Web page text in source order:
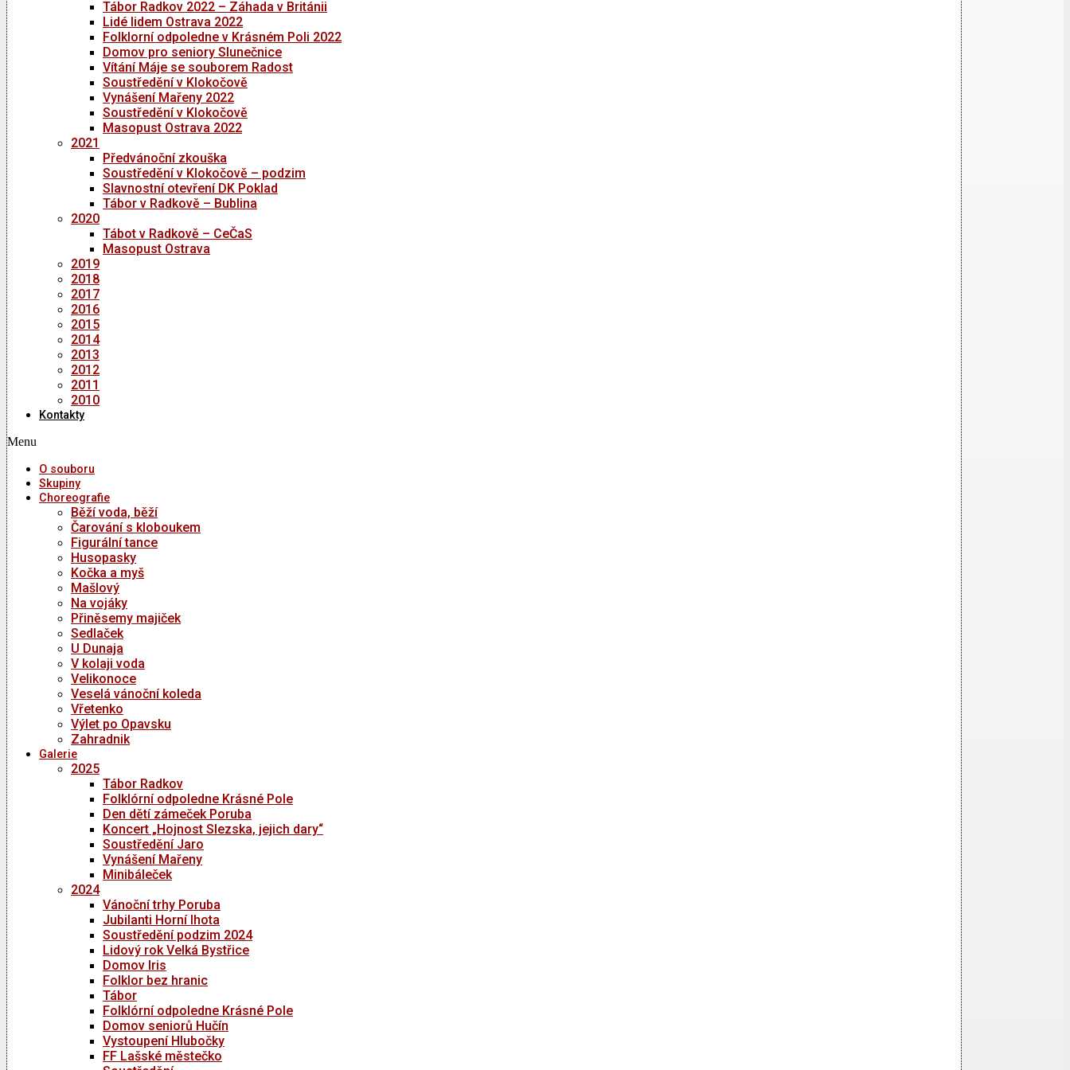
Tábor Radkov 2022 – Záhada v Británii
Lidé lidem Ostrava 2022
Folklorní odpoledne v Krásném Poli 2022
Domov pro seniory Slunečnice
Vítání Máje se souborem Radost
Soustředění v Klokočově
Vynášení Mařeny 2022
Soustředění v Klokočově
Masopust Ostrava 2022
2021
Předvánoční zkouška
Soustředění v Klokočově – podzim
Slavnostní otevření DK Poklad
Tábor v Radkově – Bublina
2020
Tábot v Radkově – CeČaS
Masopust Ostrava
2019
2018
2017
2016
2015
2014
2013
2012
2011
2010
Kontakty
Menu
O souboru
Skupiny
Choreografie
Běží voda, běží
Čarování s kloboukem
Figurální tance
Husopasky
Kočka a myš
Mašlový
Na vojáky
Přiněsemy majiček
Sedlaček
U Dunaja
V kolaji voda
Velikonoce
Veselá vánoční koleda
Vřetenko
Výlet po Opavsku
Zahradnik
Galerie
2025
Tábor Radkov
Folklórní odpoledne Krásné Pole
Den dětí zámeček Poruba
Koncert „Hojnost Slezska, jejich dary“
Soustředění Jaro
Vynášení Mařeny
Minibáleček
2024
Vánoční trhy Poruba
Jubilanti Horní lhota
Soustředění podzim 2024
Lidový rok Velká Bystřice
Domov Iris
Folklor bez hranic
Tábor
Folklórní odpoledne Krásné Pole
Domov seniorů Hučín
Vystoupení Hlubočky
FF Lašské městečko